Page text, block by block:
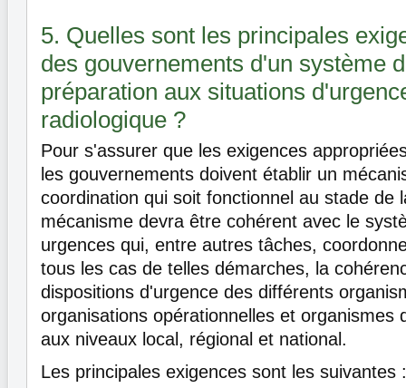
5. Quelles sont les principales
des gouvernements d'un système
préparation aux situations
radiologique ?
Pour s'assurer que les exigences
les gouvernements doivent établir un
coordination qui soit fonctionnel au stade de
mécanisme devra être cohérent avec le
urgences qui, entre autres tâches,
tous les cas de telles démarches, la
dispositions d'urgence des différents
organisations opérationnelles et organismes
aux niveaux local, régional et national.
Les principales exigences sont les suivantes